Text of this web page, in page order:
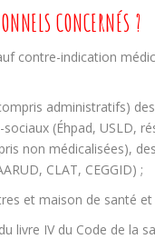
CONCERNÉS ?
contre-indication
administratifs)
(Éhpad, USLD,
non médicalisées),
CLAT, CEGGID) ;
et maison de santé
livre IV du Code de la